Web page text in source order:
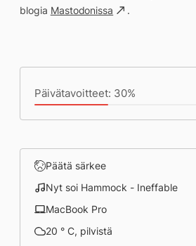
blogia Mastodonissa .
Päivätavoitteet: 30%
Päätä särkee
Nyt soi Hammock - Ineffable
MacBook Pro
20 ° C, pilvistä